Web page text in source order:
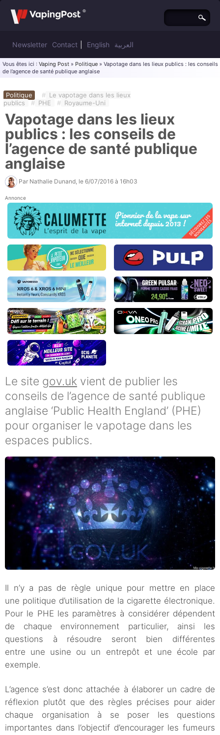
Newsletter Contact English العربية
Vous êtes ici : Vaping Post » Politique » Vapotage dans les lieux publics : les conseils
de l’agence de santé publique anglaise
Politique # Le vapotage dans les lieux
publics
# PHE # Royaume-Uni
Vapotage dans les lieux
publics : les conseils de
l’agence de santé publique
anglaise
Par Nathalie Dunand , le 6/07/2016 à 16h03
Annonce
Le site gov.uk vient de publier les
conseils de l’agence de santé publique
anglaise ‘Public Health England’ (PHE)
pour organiser le vapotage dans les
espaces publics.
Il n’y a pas de règle unique pour mettre en place
une politique d’utilisation de la cigarette électronique.
Pour le PHE les paramètres à considérer dépendent
de chaque environnement particulier, ainsi les
questions à résoudre seront bien différentes
entre une usine ou un entrepôt et une école par
exemple.
L’agence s’est donc attachée à élaborer un cadre de
réflexion plutôt que des règles précises pour aider
chaque organisation à se poser les questions
importantes dans l’objectif d’encourager les fumeurs